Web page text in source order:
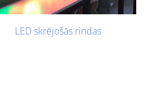
LED skrējošās rindas